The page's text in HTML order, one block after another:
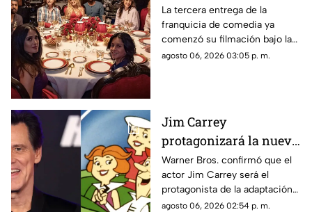
producción de “Son
Como Niños 3” con el
regreso del elenco
original
La tercera entrega de la
franquicia de comedia ya
comenzó su filmación bajo la
producción de Netflix.
agosto 06, 2026 03:05 p. m.
Jim Carrey
protagonizará la nueva
película live-action de
“Los Supersónicos” de
Warner Bros.
Warner Bros. confirmó que el
actor Jim Carrey será el
protagonista de la adaptación
en acción real de “Los
agosto 06, 2026 02:54 p. m.